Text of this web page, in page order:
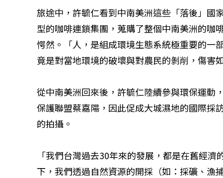
旅途中，許毓仁看到中南美洲這些「落後」國
型的咖啡連鎖集團，蒐購了整個中南美洲的咖
愕然。「人，是組成環境生態系統極重要的一
竟是對當地環境的破壞與對農民的剝削，傷害
從中南美洲回來後，許毓仁陸續參與環保運動
保護聯盟蔡嘉陽，因此促成大城濕地的國際採
的拍攝。
「我們台灣過去30年來的發展，都是在舊經
下，我們透過自然資源的開採（如：採礦、